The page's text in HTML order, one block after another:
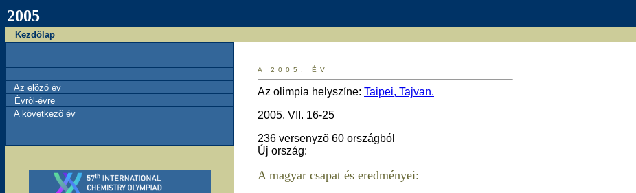
2005
Kezdõlap
Az elõzõ év
Évrõl-évre
A következõ év
A 2005. ÉV
Az olimpia helyszíne: Taipei, Tajvan.
2005. VII. 16-25
236 versenyzõ 60 országból
Új ország:
A magyar csapat és eredményei: